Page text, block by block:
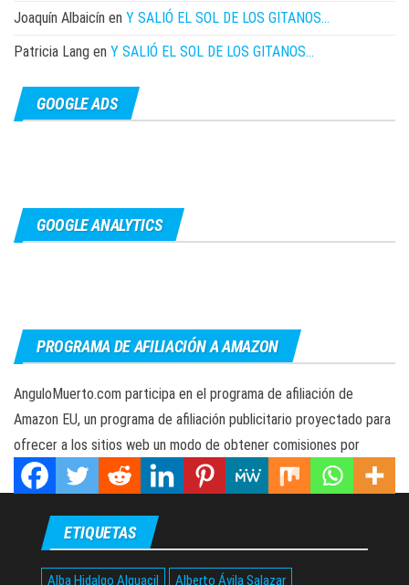
Joaquín Albaicín en Y SALIÓ EL SOL DE LOS GITANOS…
Patricia Lang en Y SALIÓ EL SOL DE LOS GITANOS…
GOOGLE ADS
GOOGLE ANALYTICS
PROGRAMA DE AFILIACIÓN A AMAZON
AnguloMuerto.com participa en el programa de afiliación de
Amazon EU, un programa de afiliación publicitario proyectado para
ofrecer a los sitios web un modo de obtener comisiones por
publicidad, publicidad y acceso a Amazon.es/.
ETIQUETAS
Alba Hidalgo Alguacil Alberto Ávila Salazar